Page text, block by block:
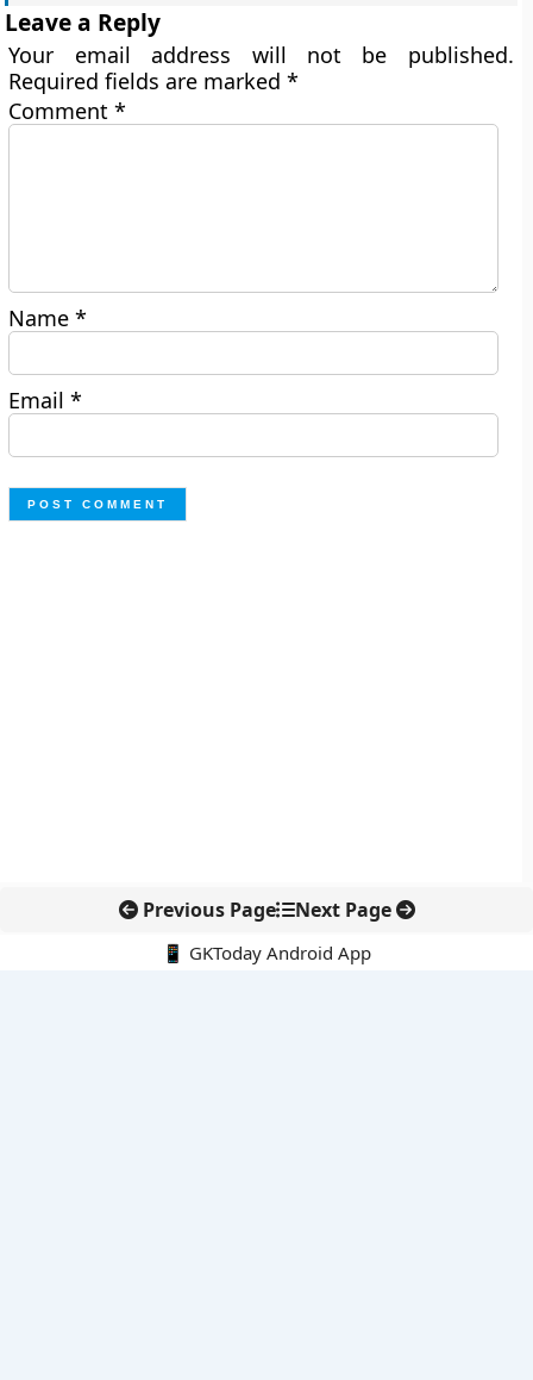
Leave a Reply
Your email address will not be published.
Required fields are marked*
Comment*
Name*
Email*
Previous Page Next Page
📱 GKToday Android App